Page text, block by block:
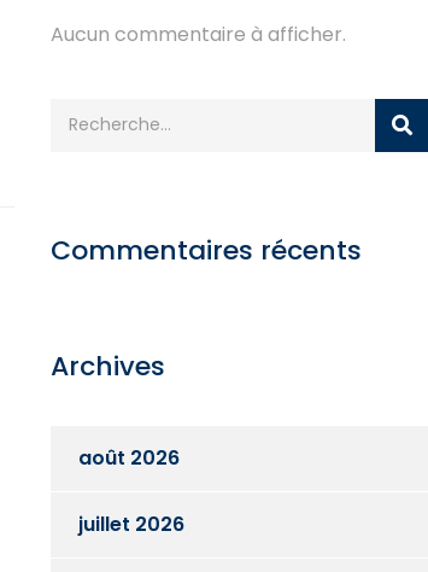
Aucun commentaire à afficher.
Commentaires récents
Archives
août 2026
juillet 2026